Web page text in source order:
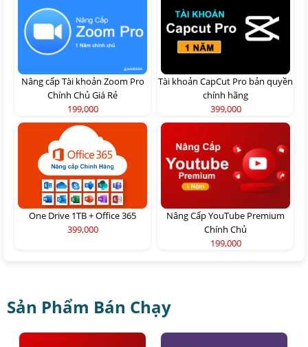
Nâng cấp Tài khoản Zoom Pro
Chính Chủ Giá Rẻ
199,000
Tài khoản CapCut Pro bản quyền
chính hãng
399,000
One Drive 1TB + Office 365
399,000
Nâng Cấp YouTube Premium
Chính Chủ
199,000
Sản Phẩm Bán Chạy